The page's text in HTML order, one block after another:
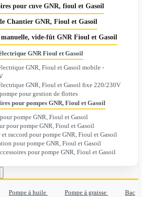
pour cuve GNR, fioul et Gasoil
Chantier GNR, Fioul et Gasoil
manuelle, vide-fût GNR Fioul et Gasoil
GNR Fioul et Gasoil
GNR, Fioul et Gasoil mobile -
GNR, Fioul et Gasoil fixe 220/230V
pour gestion de flottes
pour pompes GNR, Fioul et Gasoil
pompe GNR, Fioul et Gasoil
pour pompe GNR, Fioul et Gasoil
raccord pour pompe GNR, Fioul et Gasoil
pour pompe GNR, Fioul et Gasoil
pour pompe GNR, Fioul et Gasoil
Pompe à huile Pompe à graisse
Bac